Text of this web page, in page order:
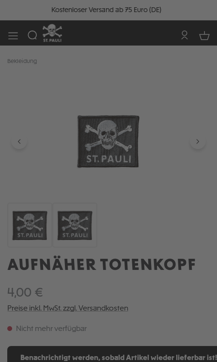
Kostenloser Versand ab 75 Euro (DE)
Bekleidung
AUFNÄHER TOTENKOPF
4,00 €
Preise inkl. MwSt. zzgl. Versandkosten
Nicht mehr verfügbar
Benachrichtigt werden, sobald Artikel wieder lieferbar ist!